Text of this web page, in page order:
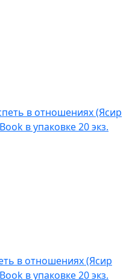
в отношениях (Ясир
в упаковке 20 экз.